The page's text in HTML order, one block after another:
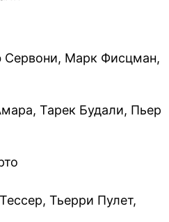
Сервони, Марк Фисцман,
Тарек Будали, Пьер
Тьерри Пулет,